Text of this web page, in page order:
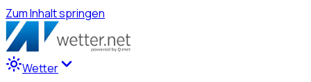
Zum Inhalt springen
Wetter